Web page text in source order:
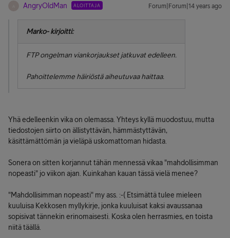
AngryOldMan ALOITTAJA Forum|Forum|14 years ago
Marko- kirjoitti:
FTP ongelman viankorjaukset jatkuvat edelleen.
Pahoittelemme häiriöstä aiheutuvaa haittaa.
Yhä edelleenkin vika on olemassa. Yhteys kyllä muodostuu, mutta
tiedostojen siirto on ällistyttävän, hämmästyttävän,
käsittämättömän ja vieläpä uskomattoman hidasta.
Sonera on sitten korjannut tähän mennessä vikaa "mahdollisimman
nopeasti" jo viikon ajan. Kuinkahan kauan tässä vielä menee?
"Mahdollisimman nopeasti" my ass. :-( Etsimättä tulee mieleen
kuuluisa Kekkosen myllykirje, jonka kuuluisat kaksi avaussanaa
sopisivat tännekin erinomaisesti. Koska olen herrasmies, en toista
niitä täällä.